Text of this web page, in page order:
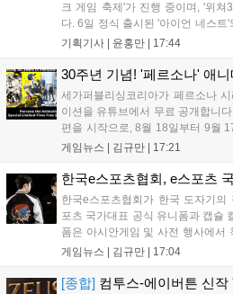
크 게임 축제'가 진행 중이며, '위쳐
다. 6일 정식 출시된 '아이언 네스트'
세어 코브'가 호평받고 있습니다.
다. 유비소프트의 '고스트리콘: 와
데이트 '라스트 라이츠'와 함께 95%
기획기사 | 윤홍만 17:44
30주년 기념! '페르소나' 애
세가퍼블리싱코리아가 페르소나
이션을 유튜브에서 무료 공개합니
편을 시작으로, 8월 18일부터 9월
월 15일부터 10월 14일까지 페르소
영상 및 대형 전광판에 소개될 예정
게임뉴스 | 김규만 17:21
한국e스포츠협회, e스포츠
한국e스포츠협회가 한국 도자기
포츠 국가대표 공식 유니폼과 캡슐
폼은 아시안게임 및 사전 행사에서
구성된 컬렉션은 오는 8월 28일부
서는 대회 규정에 따라 별도의 유니
게임뉴스 | 김규만 17:04
[종합] 컴투스-에이버튼 신